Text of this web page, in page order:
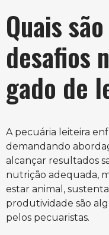
Quais
desafios
gado de
A pecuária leiteira
demandando
alcançar resultados
nutrição adequada,
estar animal,
produtividade são
pelos pecuaristas.